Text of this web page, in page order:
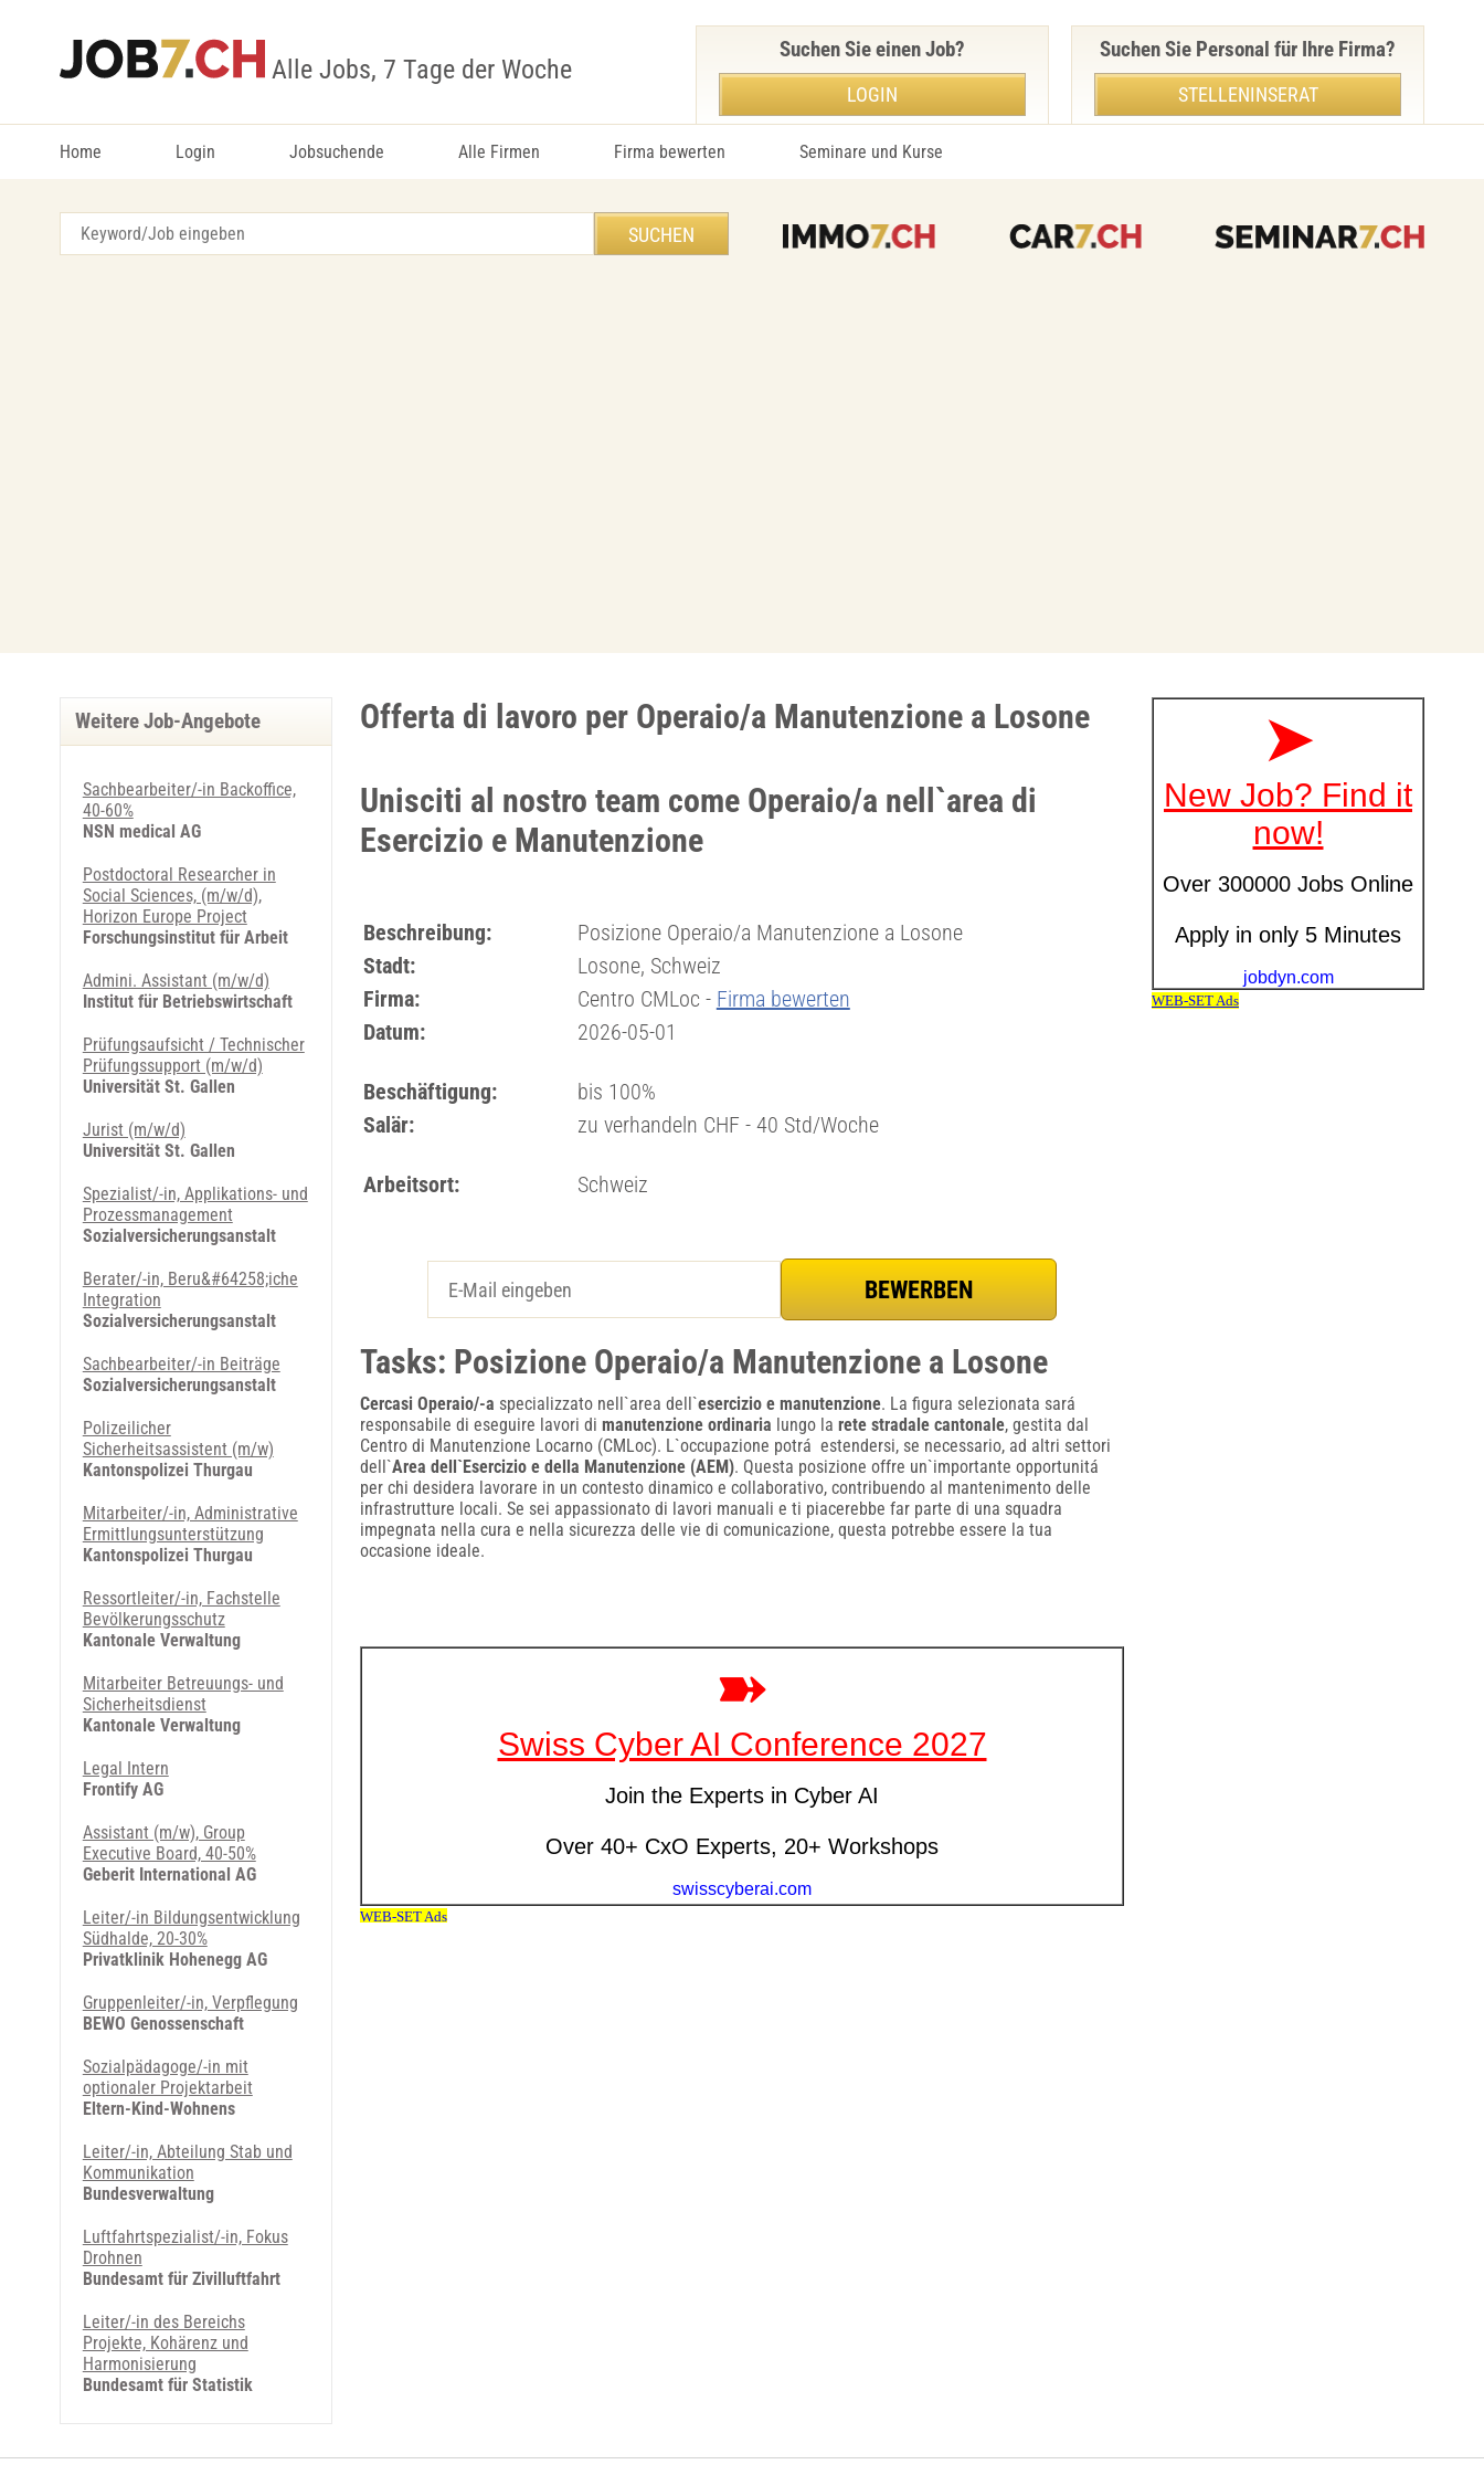
Alle Jobs, 7 Tage der Woche
Home Login Jobsuchende Alle Firmen Firma bewerten Seminare und Kurse
Suchen Sie einen Job?
LOGIN
Suchen Sie Personal für Ihre Firma?
STELLENINSERAT
Offerta di lavoro per Operaio/a Manutenzione a Losone
Unisciti al nostro team come Operaio/a nell`area di
Esercizio e Manutenzione
Beschreibung:
Posizione Operaio/a Manutenzione a Losone
Stadt:
Losone, Schweiz
Firma:
Centro CMLoc - Firma bewerten
Datum:
2026-05-01
Beschäftigung:
bis 100%
Salär:
zu verhandeln CHF - 40 Std/Woche
Arbeitsort: Schweiz
Tasks: Posizione Operaio/a Manutenzione a Losone
Cercasi Operaio/-a specializzato nell`area dell`esercizio e manutenzione. La figura selezionata sará
responsabile di eseguire lavori di manutenzione ordinaria lungo la rete stradale cantonale, gestita dal
Centro di Manutenzione Locarno (CMLoc). L`occupazione potrá estendersi, se necessario, ad altri settori
dell`Area dell`Esercizio e della Manutenzione (AEM). Questa posizione offre un`importante opportunitá
per chi desidera lavorare in un contesto dinamico e collaborativo, contribuendo al mantenimento delle
infrastrutture locali. Se sei appassionato di lavori manuali e ti piacerebbe far parte di una squadra
impegnata nella cura e nella sicurezza delle vie di comunicazione, questa potrebbe essere la tua
occasione ideale.
Weitere Job-Angebote
Sachbearbeiter/-in Backoffice,
40-60%
NSN medical AG
Postdoctoral Researcher in
Social Sciences, (m/w/d),
Horizon Europe Project
Forschungsinstitut für Arbeit
Admini. Assistant (m/w/d)
Institut für Betriebswirtschaft
Prüfungsaufsicht / Technischer
Prüfungssupport (m/w/d)
Universität St. Gallen
Jurist (m/w/d)
Universität St. Gallen
Spezialist/-in, Applikations- und
Prozessmanagement
Sozialversicherungsanstalt
Berater/-in, Beru&#64258;iche
Integration
Sozialversicherungsanstalt
Sachbearbeiter/-in Beiträge
Sozialversicherungsanstalt
Polizeilicher
Sicherheitsassistent (m/w)
Kantonspolizei Thurgau
Mitarbeiter/-in, Administrative
Ermittlungsunterstützung
Kantonspolizei Thurgau
Ressortleiter/-in, Fachstelle
Bevölkerungsschutz
Kantonale Verwaltung
Mitarbeiter Betreuungs- und
Sicherheitsdienst
Kantonale Verwaltung
Legal Intern
Frontify AG
Assistant (m/w), Group
Executive Board, 40-50%
Geberit International AG
Leiter/-in Bildungsentwicklung
Südhalde, 20-30%
Privatklinik Hohenegg AG
Gruppenleiter/-in, Verpflegung
BEWO Genossenschaft
Sozialpädagoge/-in mit
optionaler Projektarbeit
Eltern-Kind-Wohnens
Leiter/-in, Abteilung Stab und
Kommunikation
Bundesverwaltung
Luftfahrtspezialist/-in, Fokus
Drohnen
Bundesamt für Zivilluftfahrt
Leiter/-in des Bereichs
Projekte, Kohärenz und
Harmonisierung
Bundesamt für Statistik